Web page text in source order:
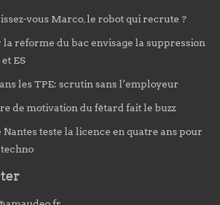
vous Marco, le robot qui recrute ?
la réforme du bac envisage la suppression
ES
les TPE: scrutin sans l’employeur
de motivation du fêtard fait le buzz
Nantes teste la licence en quatre ans pour